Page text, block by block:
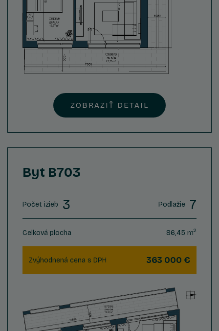
ZOBRAZIŤ DETAIL
Byt B703
Počet izieb 3 Podlažie 7
Celková plocha 86,45 m2
Zvýhodnená cena s DPH 363 000 €